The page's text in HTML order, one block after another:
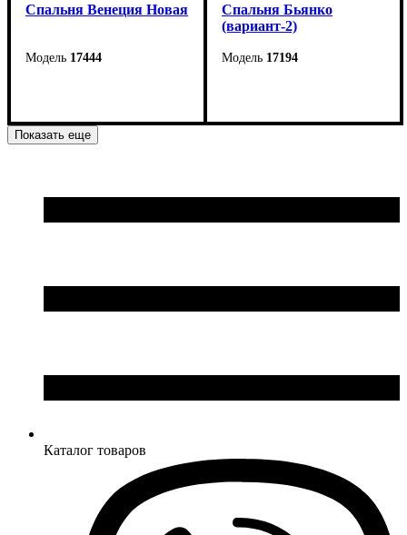
Спальня Венеция Новая
17444
Спальня Бьянко
(вариант-2)
17194
Показать еще
Каталог товаров